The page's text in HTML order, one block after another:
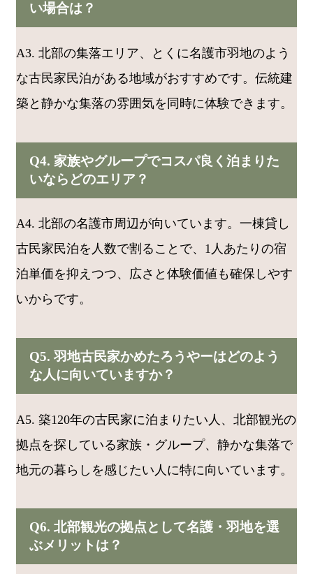
い場合は？
A3. 北部の集落エリア、とくに名護市羽地のよう
な古民家民泊がある地域がおすすめです。伝統建
築と静かな集落の雰囲気を同時に体験できます。
Q4. 家族やグループでコスパ良く泊まりた
いならどのエリア？
A4. 北部の名護市周辺が向いています。一棟貸し
古民家民泊を人数で割ることで、1人あたりの宿
泊単価を抑えつつ、広さと体験価値も確保しやす
いからです。
Q5. 羽地古民家かめたろうやーはどのよう
な人に向いていますか？
A5. 築120年の古民家に泊まりたい人、北部観光の
拠点を探している家族・グループ、静かな集落で
地元の暮らしを感じたい人に特に向いています。
Q6. 北部観光の拠点として名護・羽地を選
ぶメリットは？